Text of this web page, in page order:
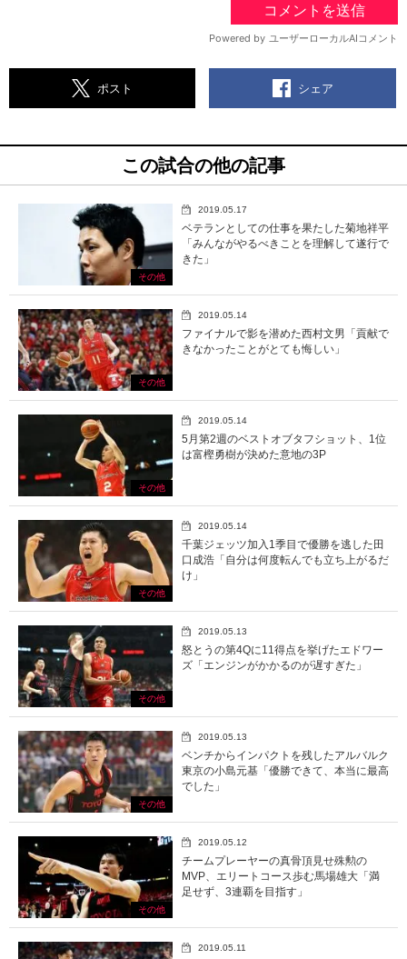
ポスト シェア
この試合の他の記事
その他
2019.05.17
ベテランとしての仕事を果たした菊地祥平
「みんながやるべきことを理解して遂行で
きた」
その他
2019.05.14
ファイナルで影を潜めた西村文男「貢献で
きなかったことがとても悔しい」
その他
2019.05.14
5月第2週のベストオブタフショット、1位
は富樫勇樹が決めた意地の3P
その他
2019.05.14
千葉ジェッツ加入1季目で優勝を逃した田
口成浩「自分は何度転んでも立ち上がるだ
け」
その他
2019.05.13
怒とうの第4Qに11得点を挙げたエドワー
ズ「エンジンがかかるのが遅すぎた」
その他
2019.05.13
ベンチからインパクトを残したアルバルク
東京の小島元基「優勝できて、本当に最高
でした」
その他
2019.05.12
チームプレーヤーの真骨頂見せ殊勲の
MVP、エリートコース歩む馬場雄大「満
足せず、3連覇を目指す」
2019.05.11